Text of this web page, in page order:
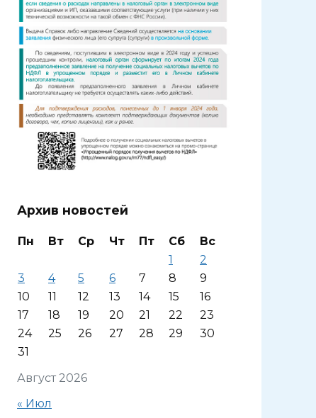
Архив новостей
Август 2026
Пн Вт Ср Чт Пт Сб
Вс
1
2
3
4 5 6 7 8
9
10
11 12 13 14 15
16
17
18 19 20 21 22
23
24
25 26 27 28 29
30
31
« Июл